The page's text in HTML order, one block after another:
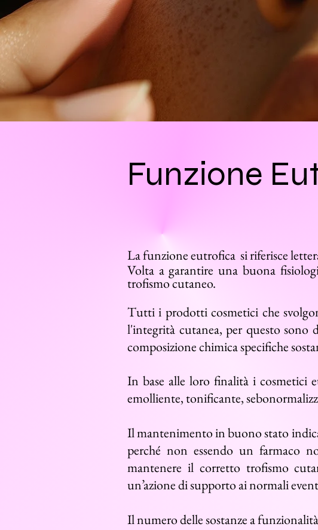
Funzione
La funzione eutrofica si riferisce
Volta a garantire una buona
trofismo cutaneo.
Tutti i prodotti cosmetici che
l'integrità cutanea, per questo sono
composizione chimica specifiche
In base alle loro finalità i cosmetici
emolliente, tonificante,
Il mantenimento in buono stato
perché non essendo un farmaco
mantenere il corretto trofismo
un’azione di supporto ai normali
Il numero delle sostanze a